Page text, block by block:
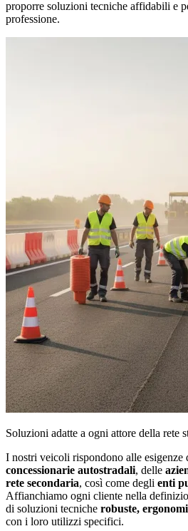
proporre soluzioni tecniche affidabili e
professione.
Soluzioni adatte a ogni attore della rete
I nostri veicoli rispondono alle esigenze
concessionarie autostradali, delle
rete secondaria, così come degli enti
Affianchiamo ogni cliente nella
di soluzioni tecniche robuste,
con i loro utilizzi specifici.